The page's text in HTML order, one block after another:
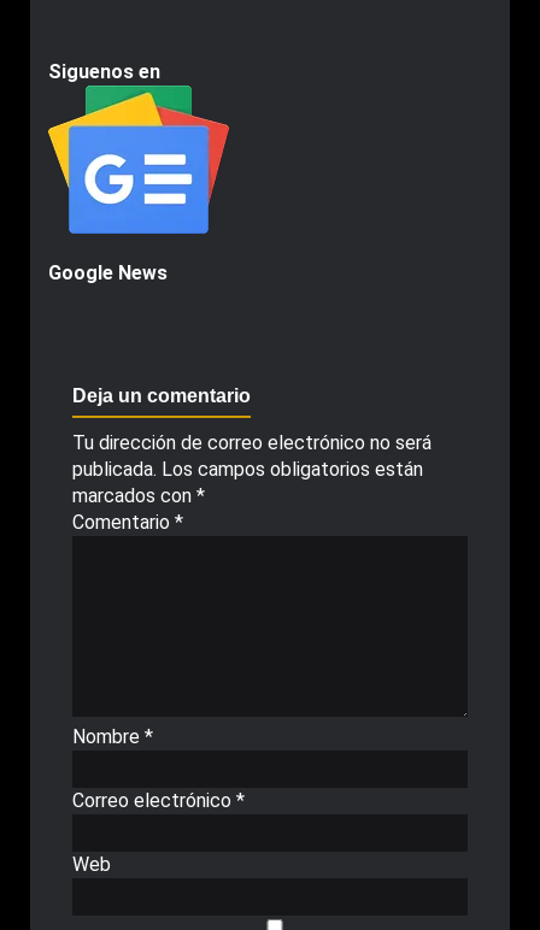
Siguenos en
Google News
Deja un comentario
Tu dirección de correo electrónico no será
publicada. Los campos obligatorios están
marcados con *
Comentario *
Nombre *
Correo electrónico *
Web